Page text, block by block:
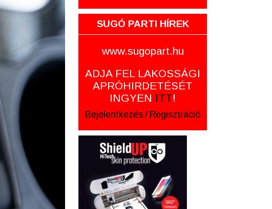
SUGÓ PARTI HÍREK
www.sugopart.hu
ADJA FEL LAKOSSÁGI
APRÓHIRDETÉSÉT
INGYEN ITT!
Bejelentkezés / Regisztráció